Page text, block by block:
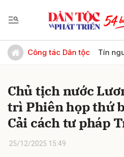
Công tác Dân tộc Tín
Chủ tịch nước
trì Phiên họp thứ
Cải cách tư pháp
25/12/2025 15:49
Gửi bình luận